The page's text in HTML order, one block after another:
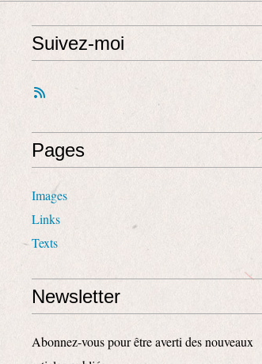
Suivez-moi
Pages
Images
Links
Texts
Newsletter
Abonnez-vous pour être averti des nouveaux